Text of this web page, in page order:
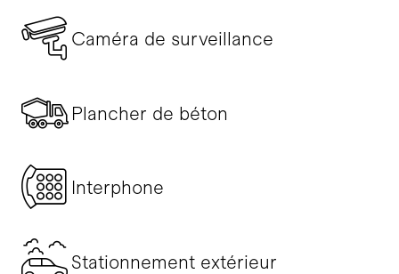
Caméra de surveillance
Plancher de béton
Interphone
Stationnement extérieur